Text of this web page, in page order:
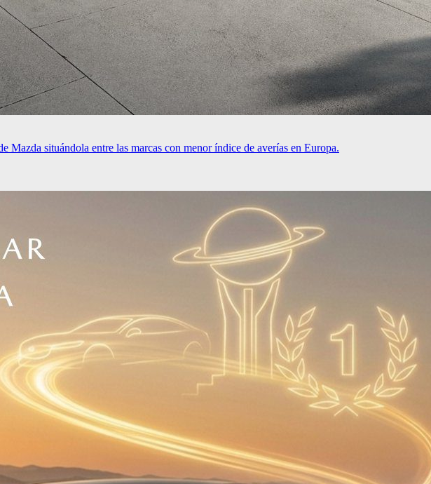
situándola entre las marcas con menor índice de averías en Europa.